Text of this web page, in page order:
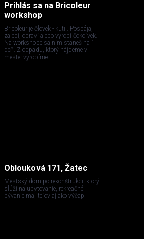
Prihlás sa na Bricoleur
workshop
Bricoleur je človek - kutil. Pospája,
zalepí, opraví alebo vyrobí čokoľvek.
Na workshope sa ním staneš na 1
deň. Z odpadu, ktorý nájdeme v
meste, vyrobíme...
Oblouková 171, Žatec
Mestský dom po rekonštrukcii ktorý
slúži na ubytovanie, rekreačné
bývanie majiteľov aj ako výčap.